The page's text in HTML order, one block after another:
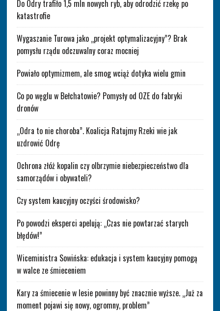
Do Odry trafiło 1,5 mln nowych ryb, aby odrodzić rzekę po
katastrofie
Wygaszanie Turowa jako „projekt optymalizacyjny”? Brak
pomysłu rządu odczuwalny coraz mocniej
Powiało optymizmem, ale smog wciąż dotyka wielu gmin
Co po węglu w Bełchatowie? Pomysły od OZE do fabryki
dronów
„Odra to nie choroba”. Koalicja Ratujmy Rzeki wie jak
uzdrowić Odrę
Ochrona złóż kopalin czy olbrzymie niebezpieczeństwo dla
samorządów i obywateli?
Czy system kaucyjny oczyści środowisko?
Po powodzi eksperci apelują: „Czas nie powtarzać starych
błędów!”
Wiceministra Sowińska: edukacja i system kaucyjny pomogą
w walce ze śmieceniem
Kary za śmiecenie w lesie powinny być znacznie wyższe. „Już za
moment pojawi się nowy, ogromny, problem”